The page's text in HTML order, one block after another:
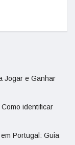
Jogar e Ganhar
identificar
Portugal: Guia